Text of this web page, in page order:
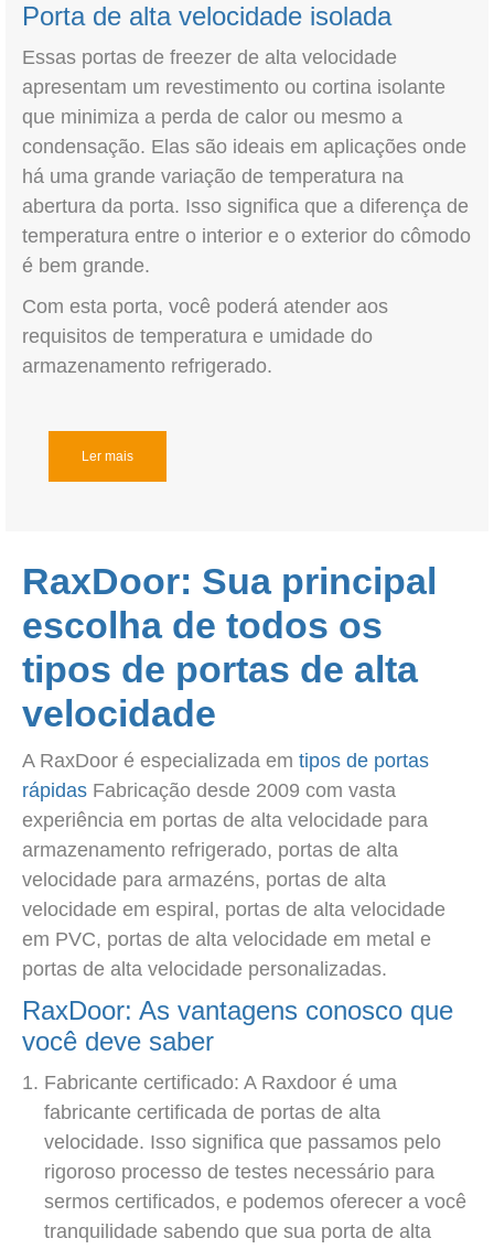
Porta de alta velocidade isolada
Essas portas de freezer de alta velocidade
apresentam um revestimento ou cortina isolante
que minimiza a perda de calor ou mesmo a
condensação. Elas são ideais em aplicações onde
há uma grande variação de temperatura na
abertura da porta. Isso significa que a diferença de
temperatura entre o interior e o exterior do cômodo
é bem grande.
Com esta porta, você poderá atender aos
requisitos de temperatura e umidade do
armazenamento refrigerado.
Ler mais
RaxDoor: Sua principal
escolha de todos os
tipos de portas de alta
velocidade
A RaxDoor é especializada em tipos de portas
rápidas Fabricação desde 2009 com vasta
experiência em portas de alta velocidade para
armazenamento refrigerado, portas de alta
velocidade para armazéns, portas de alta
velocidade em espiral, portas de alta velocidade
em PVC, portas de alta velocidade em metal e
portas de alta velocidade personalizadas.
RaxDoor: As vantagens conosco que
você deve saber
Fabricante certificado: A Raxdoor é uma
fabricante certificada de portas de alta
velocidade. Isso significa que passamos pelo
rigoroso processo de testes necessário para
sermos certificados, e podemos oferecer a você
tranquilidade sabendo que sua porta de alta